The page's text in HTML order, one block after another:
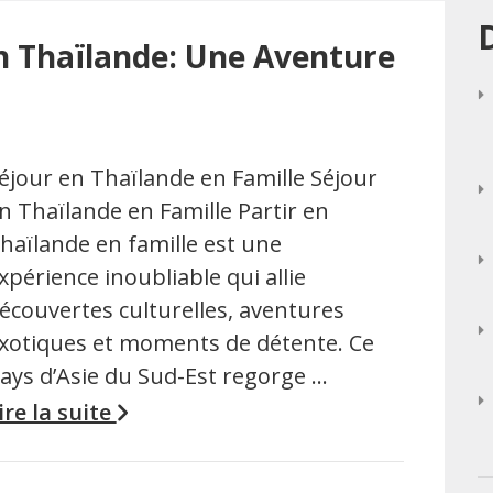
Thaïlande: Une Aventure
en Thaïlande en Famille Séjour
Thaïlande en Famille Partir en
en famille est une
inoubliable qui allie
culturelles, aventures
et moments de détente. Ce
d’Asie du Sud-Est regorge …
la suite